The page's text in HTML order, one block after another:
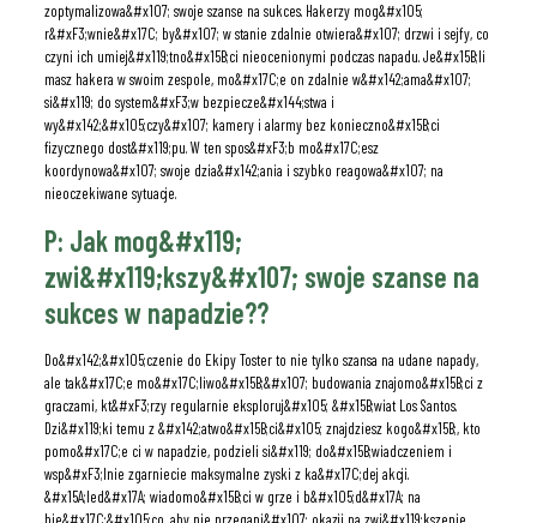
zoptymalizowa&#x107; swoje szanse na sukces. Hakerzy mog&#x105;
r&#xF3;wnie&#x17C; by&#x107; w stanie zdalnie otwiera&#x107; drzwi i sejfy, co
czyni ich umiej&#x119;tno&#x15B;ci nieocenionymi podczas napadu. Je&#x15B;li
masz hakera w swoim zespole, mo&#x17C;e on zdalnie w&#x142;ama&#x107;
si&#x119; do system&#xF3;w bezpiecze&#x144;stwa i
wy&#x142;&#x105;czy&#x107; kamery i alarmy bez konieczno&#x15B;ci
fizycznego dost&#x119;pu. W ten spos&#xF3;b mo&#x17C;esz
koordynowa&#x107; swoje dzia&#x142;ania i szybko reagowa&#x107; na
nieoczekiwane sytuacje.
P: Jak mog&#x119;
zwi&#x119;kszy&#x107; swoje szanse na
sukces w napadzie??
Do&#x142;&#x105;czenie do Ekipy Toster to nie tylko szansa na udane napady,
ale tak&#x17C;e mo&#x17C;liwo&#x15B;&#x107; budowania znajomo&#x15B;ci z
graczami, kt&#xF3;rzy regularnie eksploruj&#x105; &#x15B;wiat Los Santos.
Dzi&#x119;ki temu z &#x142;atwo&#x15B;ci&#x105; znajdziesz kogo&#x15B;, kto
pomo&#x17C;e ci w napadzie, podzieli si&#x119; do&#x15B;wiadczeniem i
wsp&#xF3;lnie zgarniecie maksymalne zyski z ka&#x17C;dej akcji.
&#x15A;led&#x17A; wiadomo&#x15B;ci w grze i b&#x105;d&#x17A; na